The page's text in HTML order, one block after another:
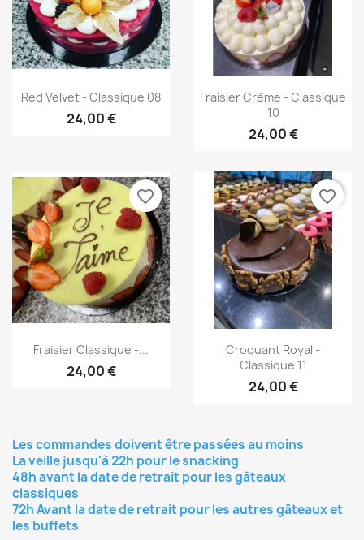
Aperçu rapide
Red Velvet - Classique 08
24,00 €
Aperçu rapide
Fraisier Crème - Classique
10
24,00 €
Aperçu rapide
Fraisier Classique -...
24,00 €
favorite_border
Aperçu rapide
Croquant Royal -
Classique 11
24,00 €
favorite_border
Les commandes doivent être passées au moins
La veille jusqu'à 22h pour le snacking
48h avant la date de retrait pour les gâteaux
classiques
72h Avant la date de retrait pour les autres gâteaux et
les buffets